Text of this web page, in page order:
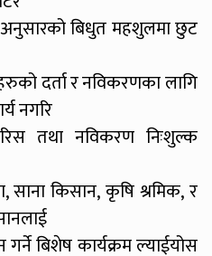
बिधुत महशुलमा छुट
दर्ता र नविकरणका लागि
नगरि
तथा नविकरण निःशुल्क
साना किसान, कृषि श्रमिक, र
गर्ने बिशेष कार्यक्रम ल्याईयोस